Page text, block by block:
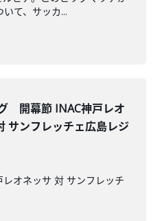
て、サッカ...
開幕節 INAC神戸レオ
サンフレッチェ広島レジ
オネッサ 対 サンフレッチ